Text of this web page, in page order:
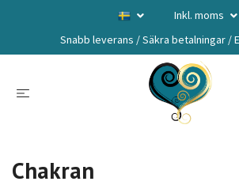
Inkl. moms
Snabb leverans / Säkra betalningar /
Chakran